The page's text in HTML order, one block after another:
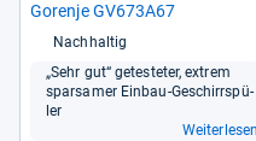
Gorenje GV673A67
Nachhaltig
„Sehr gut“ getes­te­ter, extrem
spar­sa­mer Ein­bau-​Geschirr­spü­
ler
Weiterlesen